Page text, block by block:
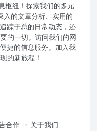
枢纽！探索我们的多元
入的文章分析、实用的
踪于总的日常动态，还
的一切。访问我们的网
捷的信息服务。加入我
的新旅程！
合作 关于我们